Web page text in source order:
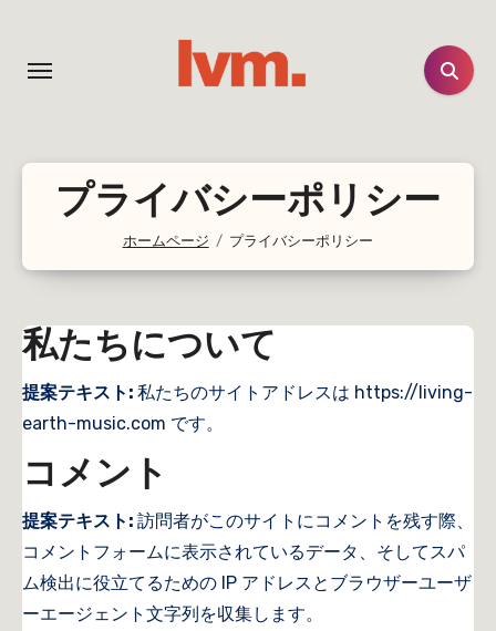
プライバシーポリシー
ホームページ プライバシーポリシー
私たちについて
提案テキスト: 私たちのサイトアドレスは https://living-
earth-music.com です。
コメント
提案テキスト: 訪問者がこのサイトにコメントを残す際、
コメントフォームに表示されているデータ、そしてスパ
ム検出に役立てるための IP アドレスとブラウザーユーザ
ーエージェント文字列を収集します。